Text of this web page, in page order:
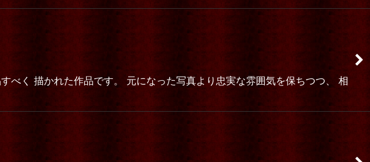
く 描かれた作品です。 元になった写真より忠実な雰囲気を保ちつつ、 相